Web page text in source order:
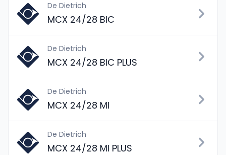
De Dietrich
MCX 24/28 BIC
De Dietrich
MCX 24/28 BIC PLUS
De Dietrich
MCX 24/28 MI
De Dietrich
MCX 24/28 MI PLUS